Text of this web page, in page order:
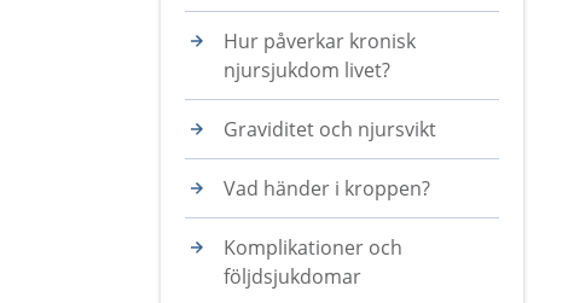
Hur påverkar kronisk
njursjukdom livet?
Graviditet och njursvikt
Vad händer i kroppen?
Komplikationer och
följdsjukdomar